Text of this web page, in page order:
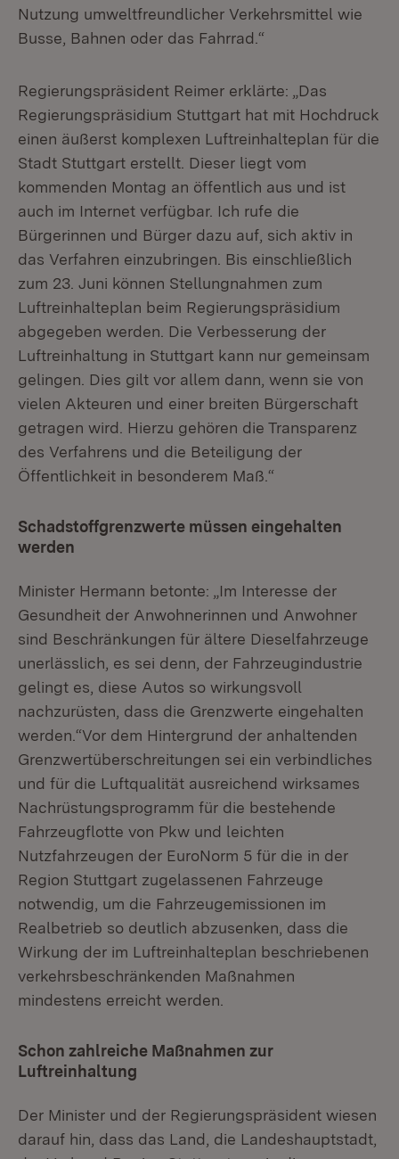
Nutzung umweltfreundlicher Verkehrsmittel wie
Busse, Bahnen oder das Fahrrad.“
Regierungspräsident Reimer erklärte: „Das
Regierungspräsidium Stuttgart hat mit Hochdruck
einen äußerst komplexen Luftreinhalteplan für die
Stadt Stuttgart erstellt. Dieser liegt vom
kommenden Montag an öffentlich aus und ist
auch im Internet verfügbar. Ich rufe die
Bürgerinnen und Bürger dazu auf, sich aktiv in
das Verfahren einzubringen. Bis einschließlich
zum 23. Juni können Stellungnahmen zum
Luftreinhalteplan beim Regierungspräsidium
abgegeben werden. Die Verbesserung der
Luftreinhaltung in Stuttgart kann nur gemeinsam
gelingen. Dies gilt vor allem dann, wenn sie von
vielen Akteuren und einer breiten Bürgerschaft
getragen wird. Hierzu gehören die Transparenz
des Verfahrens und die Beteiligung der
Öffentlichkeit in besonderem Maß.“
Schadstoffgrenzwerte müssen eingehalten
werden
Minister Hermann betonte: „Im Interesse der
Gesundheit der Anwohnerinnen und Anwohner
sind Beschränkungen für ältere Dieselfahrzeuge
unerlässlich, es sei denn, der Fahrzeugindustrie
gelingt es, diese Autos so wirkungsvoll
nachzurüsten, dass die Grenzwerte eingehalten
werden.“Vor dem Hintergrund der anhaltenden
Grenzwertüberschreitungen sei ein verbindliches
und für die Luftqualität ausreichend wirksames
Nachrüstungsprogramm für die bestehende
Fahrzeugflotte von Pkw und leichten
Nutzfahrzeugen der EuroNorm 5 für die in der
Region Stuttgart zugelassenen Fahrzeuge
notwendig, um die Fahrzeugemissionen im
Realbetrieb so deutlich abzusenken, dass die
Wirkung der im Luftreinhalteplan beschriebenen
verkehrsbeschränkenden Maßnahmen
mindestens erreicht werden.
Schon zahlreiche Maßnahmen zur
Luftreinhaltung
Der Minister und der Regierungspräsident wiesen
darauf hin, dass das Land, die Landeshauptstadt,